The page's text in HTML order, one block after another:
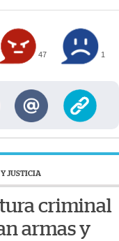
47 1
JUSTICIA
criminal
armas y